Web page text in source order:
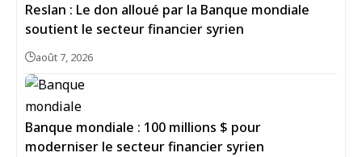
Reslan : Le don alloué par la Banque mondiale
soutient le secteur financier syrien
août 7, 2026
Banque mondiale : 100 millions $ pour
moderniser le secteur financier syrien